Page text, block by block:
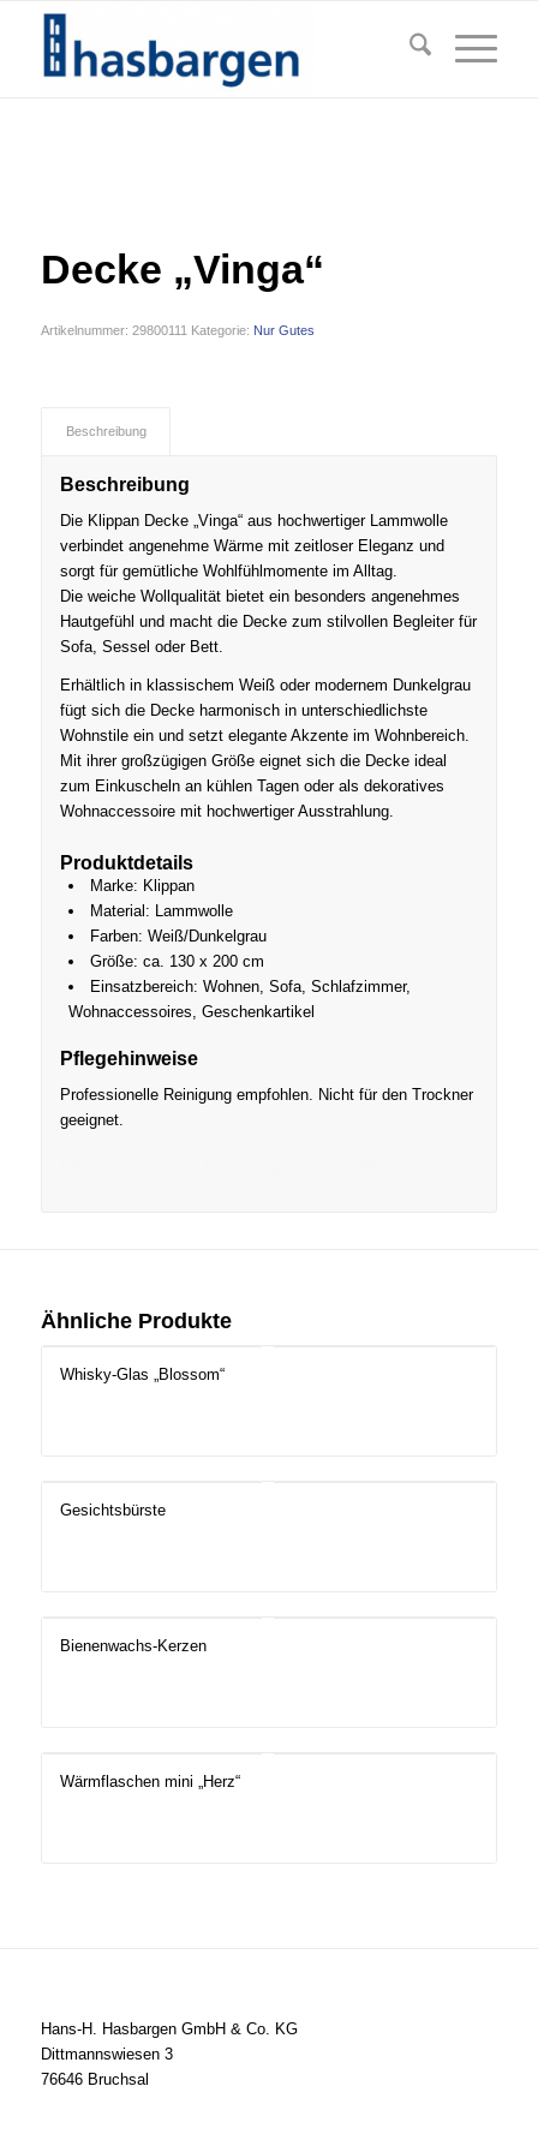
Decke „Vinga“
Artikelnummer: 29800111 Kategorie: Nur Gutes
Beschreibung
Beschreibung
Die Klippan Decke „Vinga“ aus hochwertiger Lammwolle
verbindet angenehme Wärme mit zeitloser Eleganz und
sorgt für gemütliche Wohlfühlmomente im Alltag.
Die weiche Wollqualität bietet ein besonders angenehmes
Hautgefühl und macht die Decke zum stilvollen Begleiter für
Sofa, Sessel oder Bett.
Erhältlich in klassischem Weiß oder modernem Dunkelgrau
fügt sich die Decke harmonisch in unterschiedlichste
Wohnstile ein und setzt elegante Akzente im Wohnbereich.
Mit ihrer großzügigen Größe eignet sich die Decke ideal
zum Einkuscheln an kühlen Tagen oder als dekoratives
Wohnaccessoire mit hochwertiger Ausstrahlung.
Produktdetails
Marke: Klippan
Material: Lammwolle
Farben: Weiß/Dunkelgrau
Größe: ca. 130 x 200 cm
Einsatzbereich: Wohnen, Sofa, Schlafzimmer,
Wohnaccessoires, Geschenkartikel
Pflegehinweise
Professionelle Reinigung empfohlen. Nicht für den Trockner
geeignet.
Ähnliche Produkte
Whisky-Glas „Blossom“
Gesichtsbürste
Bienenwachs-Kerzen
Wärmflaschen mini „Herz“
Hans-H. Hasbargen GmbH & Co. KG
Dittmannswiesen 3
76646 Bruchsal